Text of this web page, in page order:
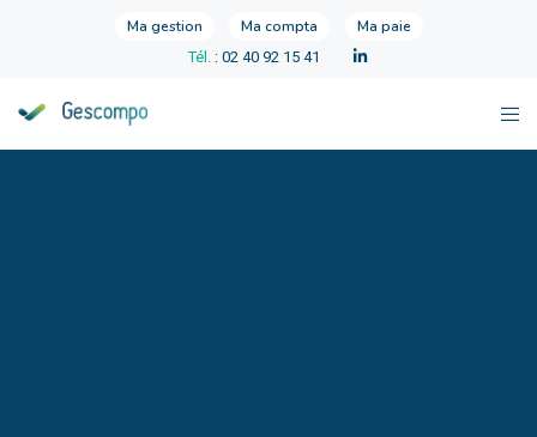
Ma gestion Ma compta Ma paie
Tél. : 02 40 92 15 41